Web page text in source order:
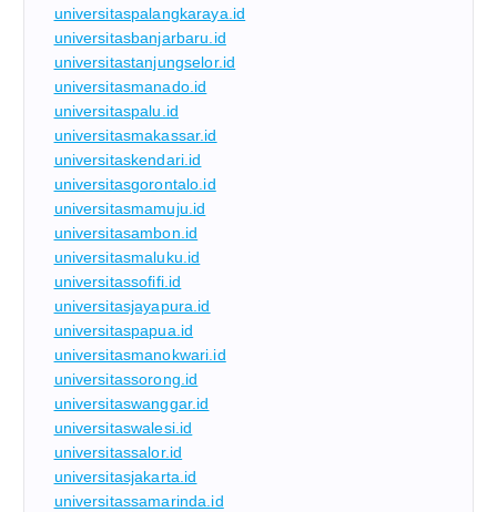
universitaspalangkaraya.id
universitasbanjarbaru.id
universitastanjungselor.id
universitasmanado.id
universitaspalu.id
universitasmakassar.id
universitaskendari.id
universitasgorontalo.id
universitasmamuju.id
universitasambon.id
universitasmaluku.id
universitassofifi.id
universitasjayapura.id
universitaspapua.id
universitasmanokwari.id
universitassorong.id
universitaswanggar.id
universitaswalesi.id
universitassalor.id
universitasjakarta.id
universitassamarinda.id